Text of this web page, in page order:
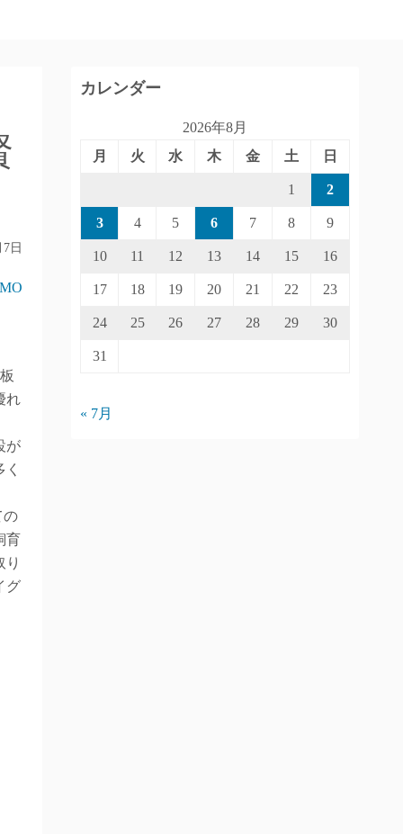
日
れ
が
の
育
り
グ
カレンダー
2026年8月
月
火 水 木 金 土 日
1 2
3 4 5 6 7 8 9
10 11 12 13 14 15 16
17 18 19 20 21 22 23
24 25 26 27 28 29 30
31
« 7月